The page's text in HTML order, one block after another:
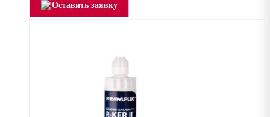
Оставить заявку